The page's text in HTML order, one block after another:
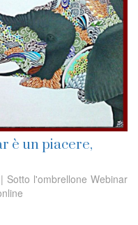
è un piacere,
Sotto l'ombrellone Webinar